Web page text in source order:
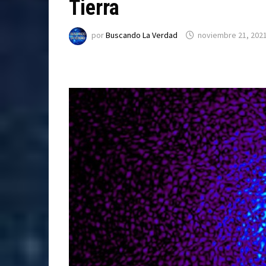
Tierra
porBuscando La Verdad noviembre 21,